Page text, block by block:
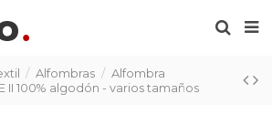
Alfombras
Alfombra
II 100% algodón - varios tamaños